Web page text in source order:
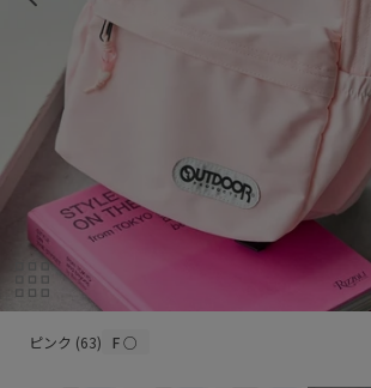
ピンク (63) F○